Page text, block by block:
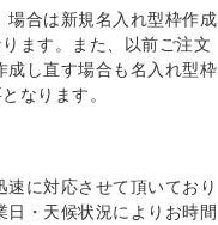
場合は新規名入れ型枠作成
ます。また、以前ご注文
成し直す場合も名入れ型枠
なります。
に対応させて頂いており
日・天候状況によりお時間